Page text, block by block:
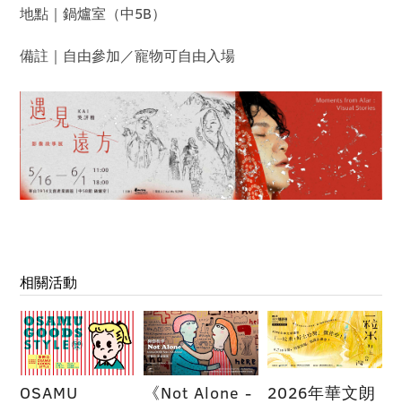
地點｜鍋爐室（中5B）
備註｜自由參加／寵物可自由入場
相關活動
OSAMU
《Not Alone -
2026年華文朗